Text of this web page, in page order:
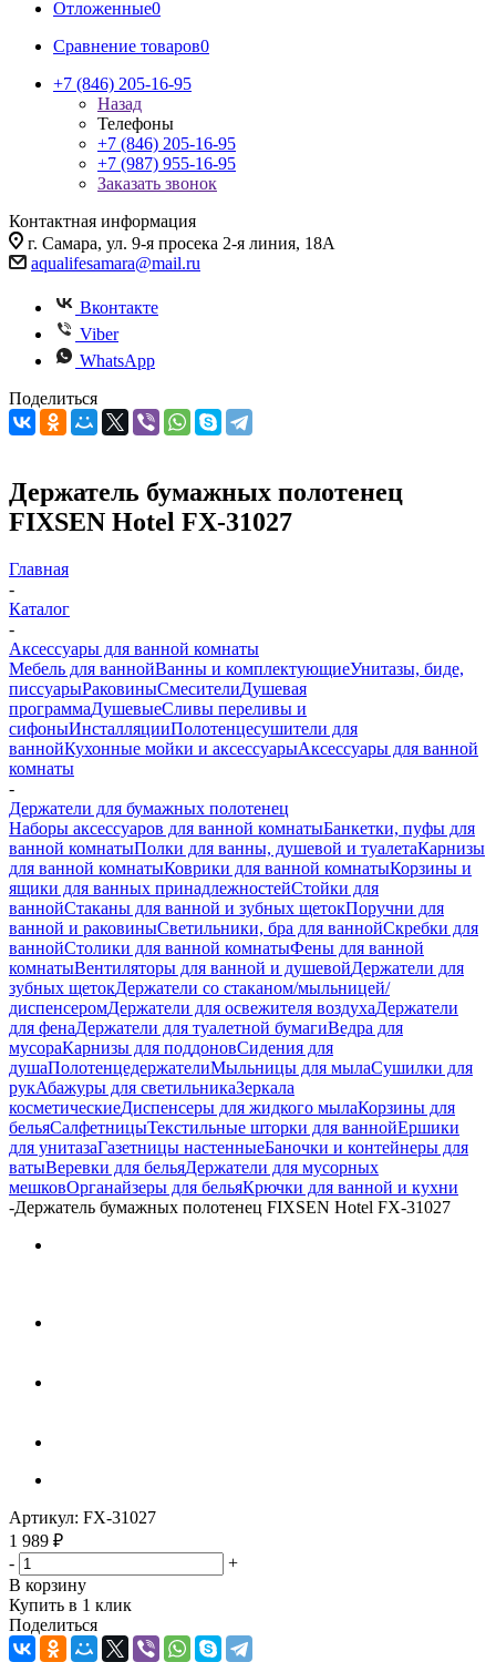
Отложенные0
Сравнение товаров0
+7 (846) 205-16-95
Назад
Телефоны
+7 (846) 205-16-95
+7 (987) 955-16-95
Заказать звонок
Контактная информация
г. Самара, ул. 9-я просека 2-я линия, 18А
aqualifesamara@mail.ru
Вконтакте
Viber
WhatsApp
Поделиться
Держатель бумажных полотенец
FIXSEN Hotel FX-31027
Главная
-
Каталог
-
Аксессуары для ванной комнаты
Мебель для ваннойВанны и комплектующиеУнитазы, биде,
писсуарыРаковиныСмесителиДушевая
программаДушевыеСливы переливы и
сифоныИнсталляцииПолотенцесушители для
ваннойКухонные мойки и аксессуарыАксессуары для ванной
комнаты
-
Держатели для бумажных полотенец
Наборы аксессуаров для ванной комнатыБанкетки, пуфы для
ванной комнатыПолки для ванны, душевой и туалетаКарнизы
для ванной комнатыКоврики для ванной комнатыКорзины и
ящики для ванных принадлежностейСтойки для
ваннойСтаканы для ванной и зубных щетокПоручни для
ванной и раковиныСветильники, бра для ваннойСкребки для
ваннойСтолики для ванной комнатыФены для ванной
комнатыВентиляторы для ванной и душевойДержатели для
зубных щетокДержатели со стаканом/мыльницей/
диспенсеромДержатели для освежителя воздухаДержатели
для фенаДержатели для туалетной бумагиВедра для
мусораКарнизы для поддоновСидения для
душаПолотенцедержателиМыльницы для мылаСушилки для
рукАбажуры для светильникаЗеркала
косметическиеДиспенсеры для жидкого мылаКорзины для
бельяСалфетницыТекстильные шторки для ваннойЕршики
для унитазаГазетницы настенныеБаночки и контейнеры для
ватыВеревки для бельяДержатели для мусорных
мешковОрганайзеры для бельяКрючки для ванной и кухни
-Держатель бумажных полотенец FIXSEN Hotel FX-31027
Артикул: FX-31027
1 989 ₽
-
+
В корзину
Купить в 1 клик
Поделиться